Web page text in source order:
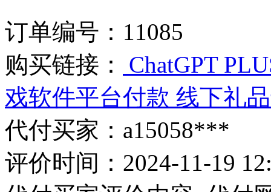
订单编号：11085
购买链接：
ChatGPT
戏软件平台付款 线下礼
代付买家：a15058***
评价时间：2024-11-19